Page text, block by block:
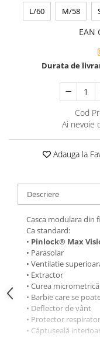
L/60 M/58
EAN
Durata de
Cod
Ai nevoie
Adauga la
Descriere
Casca modulara din
Ca standard:
• Pinlock® Max
• Parasolar
• Ventilatie
• Extractor
• Curea micrometrică
• Barbie care se
• Deflector de vânt
• Protector
• Căptușeală